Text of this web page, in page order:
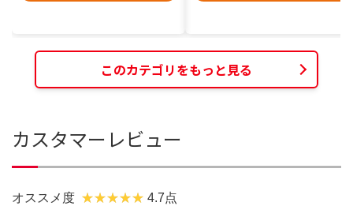
このカテゴリをもっと見る
カスタマーレビュー
オススメ度 4.7点